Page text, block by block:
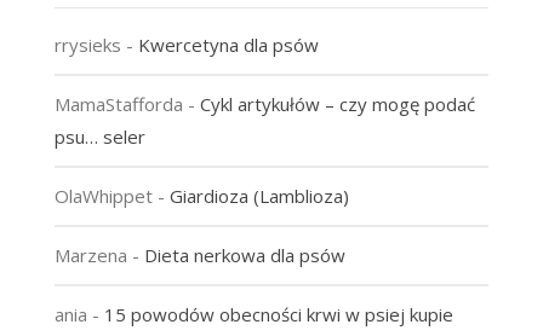
rrysieks - Kwercetyna dla psów
MamaStafforda - Cykl artykułów – czy mogę podać
psu… seler
OlaWhippet- Giardioza (Lamblioza)
Marzena - Dieta nerkowa dla psów
ania - 15 powodów obecności krwi w psiej kupie